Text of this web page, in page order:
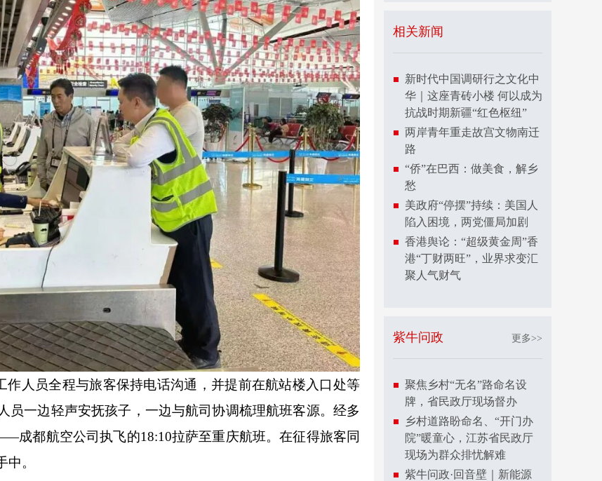
人员全程与旅客保持电话沟通，并提前在航站楼入口处等
员一边轻声安抚孩子，一边与航司协调梳理航班客源。经多
成都航空公司执飞的18:10拉萨至重庆航班。在征得旅客同
。
相关新闻
新时代中国调研行之文化中
华｜这座青砖小楼 何以成为
抗战时期新疆“红色枢纽”
两岸青年重走故宫文物南迁
路
“侨”在巴西：做美食，解乡
愁
美政府“停摆”持续：美国人
陷入困境，两党僵局加剧
香港舆论：“超级黄金周”香
港“丁财两旺”，业界求变汇
聚人气财气
紫牛问政 更多>>
聚焦乡村“无名”路命名设
牌，省民政厅现场督办
乡村道路盼命名、“开门办
院”暖童心，江苏省民政厅
现场为群众排忧解难
紫牛问政·回音壁｜新能源